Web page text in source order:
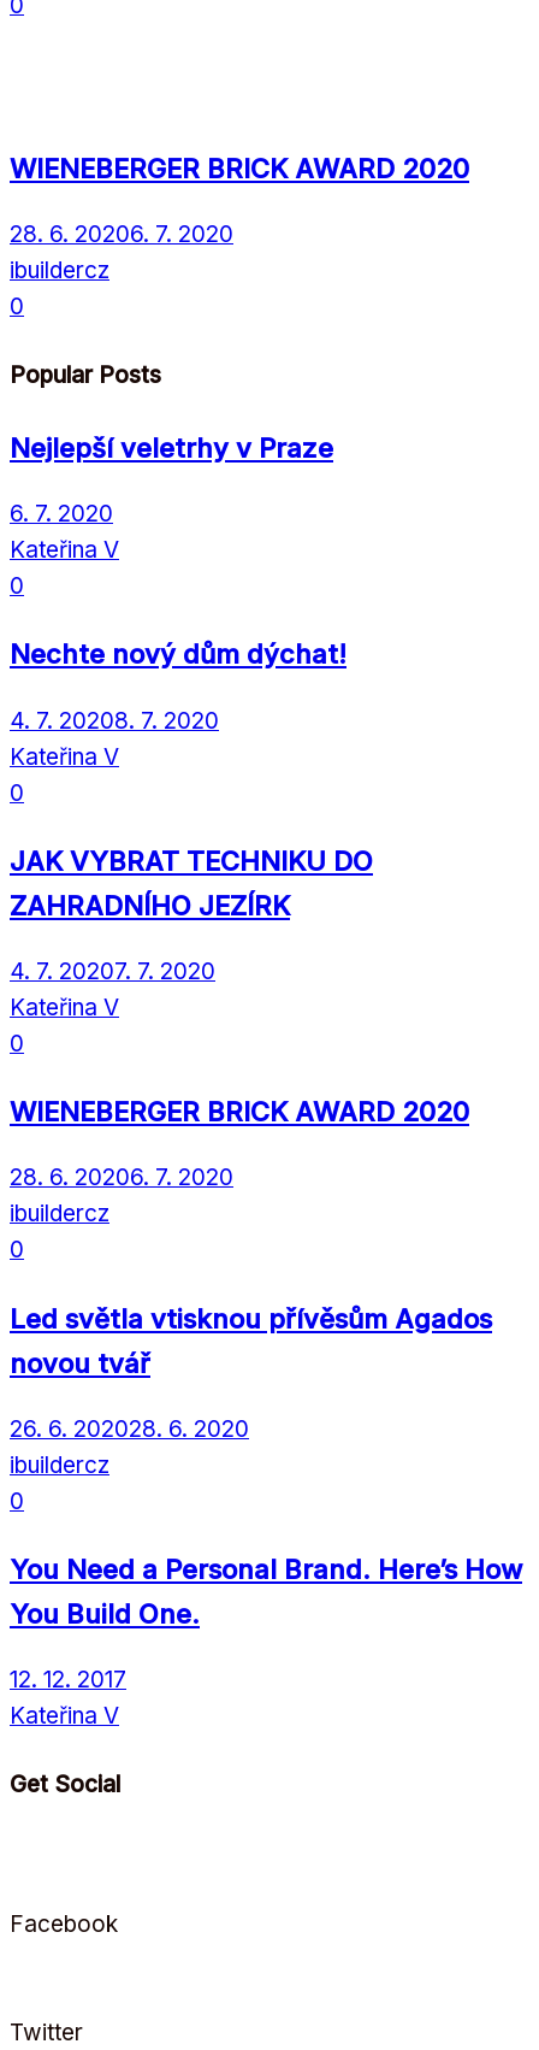
WIENEBERGER BRICK AWARD 2020
28. 6. 20206. 7. 2020
ibuildercz
0
Popular Posts
Nejlepší veletrhy v Praze
6. 7. 2020
Kateřina V
0
Nechte nový dům dýchat!
4. 7. 20208. 7. 2020
Kateřina V
0
JAK VYBRAT TECHNIKU DO
ZAHRADNÍHO JEZÍRK
4. 7. 20207. 7. 2020
Kateřina V
0
WIENEBERGER BRICK AWARD 2020
28. 6. 20206. 7. 2020
ibuildercz
0
Led světla vtisknou přívěsům Agados
novou tvář
26. 6. 202028. 6. 2020
ibuildercz
0
You Need a Personal Brand. Here’s How
You Build One.
12. 12. 2017
Kateřina V
Get Social
Facebook
Twitter